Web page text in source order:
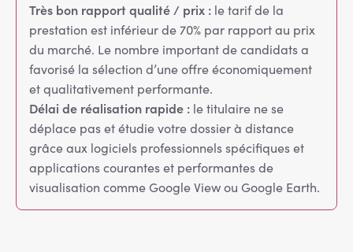
Très bon rapport qualité / prix : le tarif de la
prestation est inférieur de 70% par rapport au prix
du marché. Le nombre important de candidats a
favorisé la sélection d’une offre économiquement
et qualitativement performante.
Délai de réalisation rapide : le titulaire ne se
déplace pas et étudie votre dossier à distance
grâce aux logiciels professionnels spécifiques et
applications courantes et performantes de
visualisation comme Google View ou Google Earth.